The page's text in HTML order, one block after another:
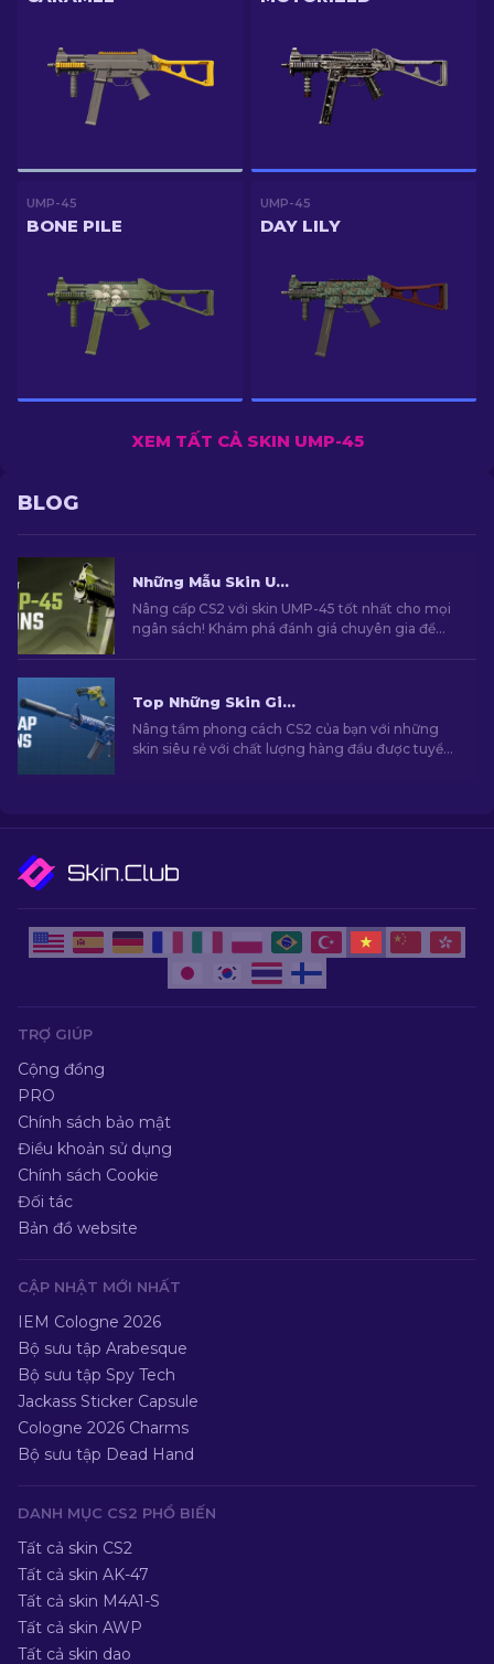
UMP-45
BONE PILE
UMP-45
DAY LILY
XEM TẤT CẢ SKIN UMP-45
BLOG
Những Mẫu Skin UMP-45 Tốt Nhất Trong CS2 [2026]
Nâng cấp CS2 với skin UMP-45 tốt nhất cho mọi
ngân sách! Khám phá đánh giá chuyên gia để
Top Những Skin Giá Rẻ Hàng Đầu Trong CS2 [2026]
Nâng tầm phong cách CS2 của bạn với những
skin siêu rẻ với chất lượng hàng đầu được tuyển
TRỢ GIÚP
Cộng đồng
PRO
Chính sách bảo mật
Điều khoản sử dụng
Chính sách Cookie
Đối tác
Bản đồ website
CẬP NHẬT MỚI NHẤT
IEM Cologne 2026
Bộ sưu tập Arabesque
Bộ sưu tập Spy Tech
Jackass Sticker Capsule
Cologne 2026 Charms
Bộ sưu tập Dead Hand
DANH MỤC CS2 PHỔ BIẾN
Tất cả skin CS2
Tất cả skin AK-47
Tất cả skin M4A1-S
Tất cả skin AWP
Tất cả skin dao